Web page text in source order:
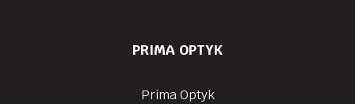
PRIMA OPTYK
Prima Optyk